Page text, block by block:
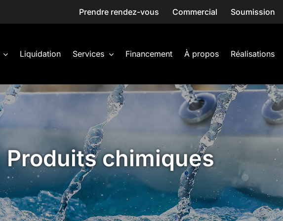
Prendre rendez-vous Commercial Soumission
Liquidation Services Financement À propos Réalisations
Produits chimiques